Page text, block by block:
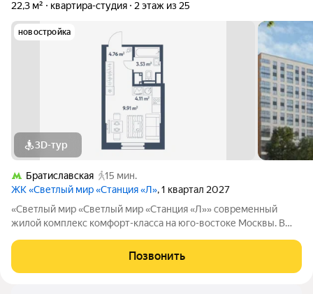
22,3 м² квартира-студия 2 этаж из 25
новостройка
3D-тур
Братиславская
15 мин.
ЖК «Светлый мир «Станция «Л», 1 квартал 2027
«Светлый мир «Светлый мир «Станция «Л»» современный
жилой комплекс комфорт-класса на юго-востоке Москвы. В
благоустроенные дворы без машин, детские игровые
комплексы, спортивные площадки и многое другое.
Позвонить